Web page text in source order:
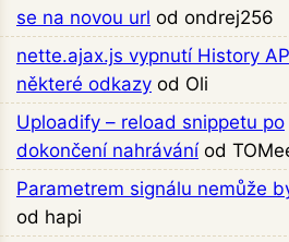
se na novou url od ondrej256
nette.ajax.js vypnutí History
některé odkazy od Oli
Uploadify – reload snippetu po
dokončení nahrávání od
Parametrem signálu nemůže
od hapi